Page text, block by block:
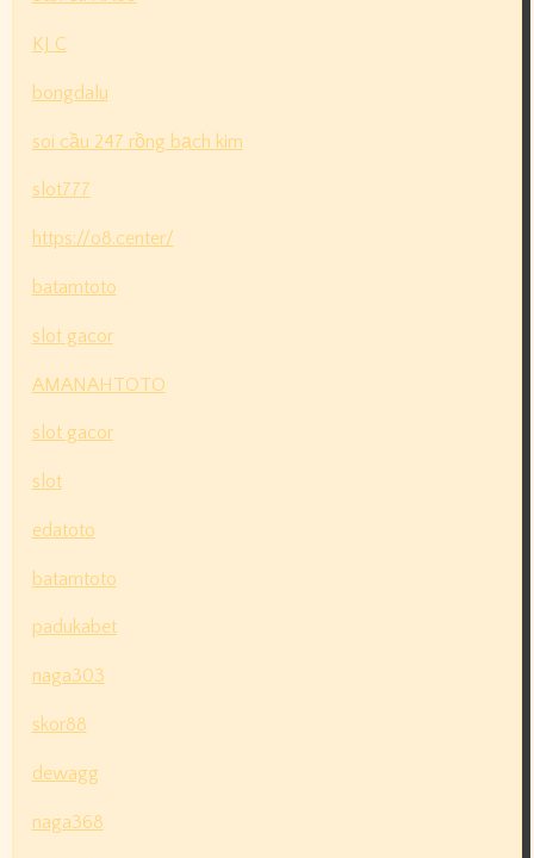
KJ C
bongdalu
soi cầu 247 rồng bạch kim
slot777
https://o8.center/
batamtoto
slot gacor
AMANAHTOTO
slot gacor
slot
edatoto
batamtoto
padukabet
naga303
skor88
dewagg
naga368